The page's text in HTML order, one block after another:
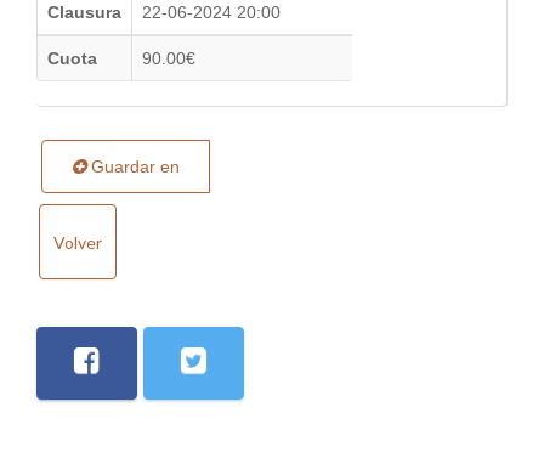
Clausura 22-06-2024 20:00
Cuota 90.00€
Guardar en
Volver